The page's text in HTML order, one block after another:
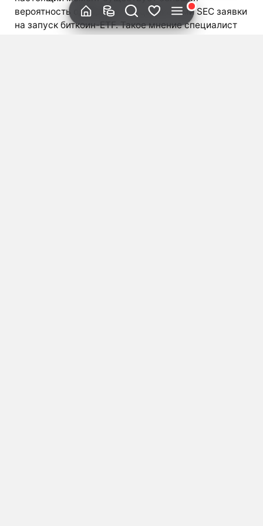
вероятность одобрения специалистами SEC заявки
на запуск биткоин-ETF. Такое мнение специалист
высказал в ходе своего интервью CNBC. «У SEC